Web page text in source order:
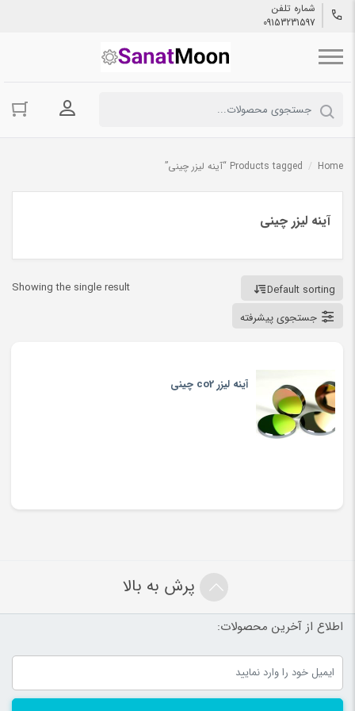
شماره تلفن
09153231597
ورود به
Home
/ Products tagged “آینه لیزر چینی”
آینه لیزر چینی
Showing the single result
Default sorting
جستجوی پیشرفته
آینه لیزر co2 چینی
پرش به بالا
اطلاع از آخرین محصولات: